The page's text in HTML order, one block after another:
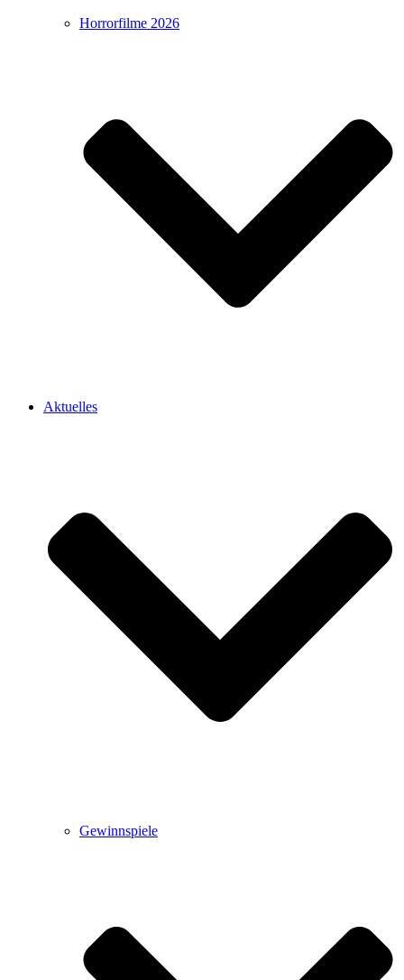
Horrorfilme 2026
Aktuelles
Gewinnspiele